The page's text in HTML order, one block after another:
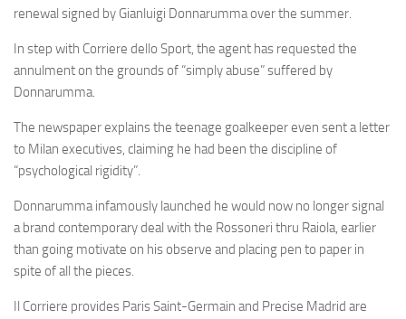
renewal signed by Gianluigi Donnarumma over the summer.
In step with Corriere dello Sport, the agent has requested the
annulment on the grounds of “simply abuse” suffered by
Donnarumma.
The newspaper explains the teenage goalkeeper even sent a letter
to Milan executives, claiming he had been the discipline of
“psychological rigidity”.
Donnarumma infamously launched he would now no longer signal
a brand contemporary deal with the Rossoneri thru Raiola, earlier
than going motivate on his observe and placing pen to paper in
spite of all the pieces.
Il Corriere provides Paris Saint-Germain and Precise Madrid are